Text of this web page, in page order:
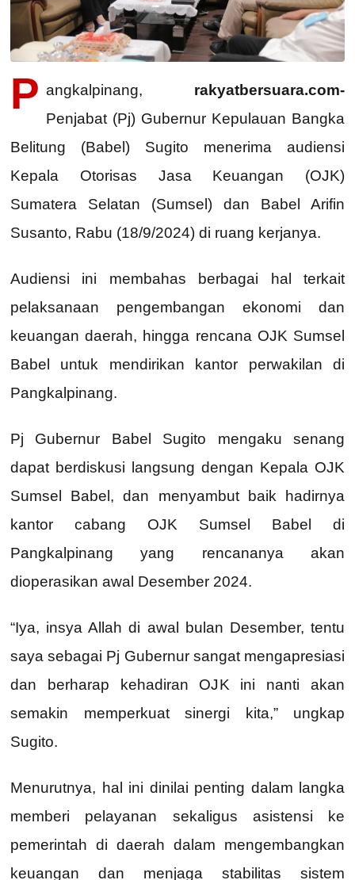
P angkalpinang, rakyatbersuara.com-
Penjabat (Pj) Gubernur Kepulauan Bangka
Belitung (Babel) Sugito menerima audiensi
Kepala Otorisas Jasa Keuangan (OJK)
Sumatera Selatan (Sumsel) dan Babel Arifin
Susanto, Rabu (18/9/2024) di ruang kerjanya.
Audiensi ini membahas berbagai hal terkait
pelaksanaan pengembangan ekonomi dan
keuangan daerah, hingga rencana OJK Sumsel
Babel untuk mendirikan kantor perwakilan di
Pangkalpinang.
Pj Gubernur Babel Sugito mengaku senang
dapat berdiskusi langsung dengan Kepala OJK
Sumsel Babel, dan menyambut baik hadirnya
kantor cabang OJK Sumsel Babel di
Pangkalpinang yang rencananya akan
dioperasikan awal Desember 2024.
“Iya, insya Allah di awal bulan Desember, tentu
saya sebagai Pj Gubernur sangat mengapresiasi
dan berharap kehadiran OJK ini nanti akan
semakin memperkuat sinergi kita,” ungkap
Sugito.
Menurutnya, hal ini dinilai penting dalam langka
memberi pelayanan sekaligus asistensi ke
pemerintah di daerah dalam mengembangkan
keuangan dan menjaga stabilitas sistem